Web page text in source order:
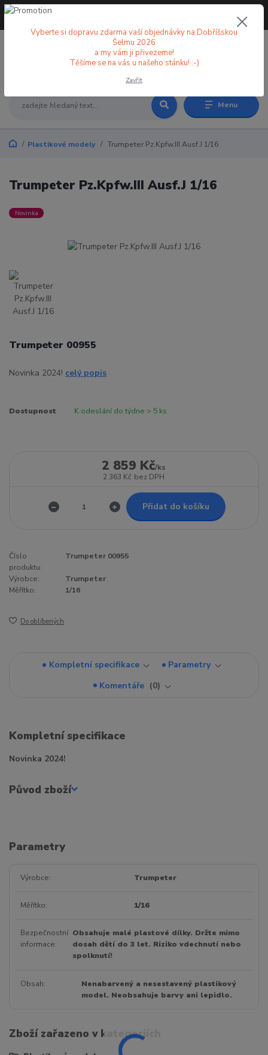
Menu
+420 773 998 582
Plastikové modely Trumpeter Pz.Kpfw.III Ausf.J 1/16
Trumpeter Pz.Kpfw.III Ausf.J 1/16
Novinka
Trumpeter 00955
Novinka 2024! celý popis
Dostupnost K odeslání do týdne > 5 ks
2 859 Kč/ks
2 363 Kč bez DPH
Přidat do košíku
Číslo
produktu:
Trumpeter 00955
Výrobce:
Trumpeter
Měřítko:
1/16
Do oblíbených
Kompletní specifikace
Parametry
Komentáře
0
Kompletní specifikace
Novinka 2024!
Původ zboží
Parametry
Výrobce Trumpeter
Měřítko 1/16
Bezpečnostní
informace
Obsahuje malé plastové dílky. Držte mimo
dosah dětí do 3 let. Riziko vdechnutí nebo
spolknutí!
Obsah
Nenabarvený a nesestavený plastikový
model. Neobsahuje barvy ani lepidlo.
Zboží zařazeno v kategoriích
Vyberte si dopravu zdarma vaší objednávky na Dobříšskou
Šelmu 2026
a my vám ji přivezeme!
Těšíme se na vás u našeho stánku! :-)
Zavřít